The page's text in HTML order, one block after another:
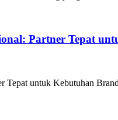
Partner Tepat
Tepat untuk Kebutuhan